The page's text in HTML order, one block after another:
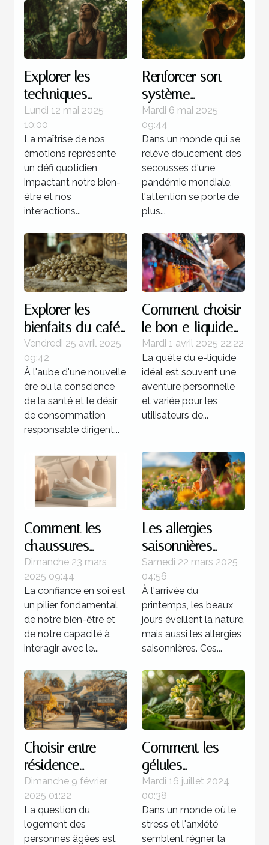
Explorer les
techniques
avancées de
régulation
émotionnelle
Lundi 12 mai 2025
10:00
La maîtrise de nos
émotions représente
un défi quotidien,
impactant notre bien-
être et nos
interactions...
Renforcer son
système
immunitaire
naturellement
dans un monde
post-pandémique
Mardi 6 mai 2025
09:44
Dans un monde qui se
relève doucement des
secousses d'une
pandémie mondiale,
l'attention se porte de
plus...
Explorer les
bienfaits du café
vert comme
alternative
matinale
Vendredi 25 avril 2025
09:42
À l'aube d'une nouvelle
ère où la conscience
de la santé et le désir
de consommation
responsable dirigent...
Comment choisir
le bon e-liquide
pour votre
cigarette
électronique
Mardi 1 avril 2025 22:22
La quête du e-liquide
idéal est souvent une
aventure personnelle
et variée pour les
utilisateurs de...
Comment les
chaussures
rehaussantes
améliorent-elles
la confiance en
soi ?
Dimanche 23 mars
2025 09:44
La confiance en soi est
un pilier fondamental
de notre bien-être et
de notre capacité à
interagir avec le...
Les allergies
saisonnières
comprendre et
agir pour un
printemps sans
éternuements
Samedi 22 mars 2025
04:56
À l'arrivée du
printemps, les beaux
jours éveillent la nature,
mais aussi les allergies
saisonnières. Ces...
Choisir entre
résidence
autonomie et
EHPAD : conseils
et critères
Dimanche 9 février
2025 01:22
La question du
logement des
personnes âgées est
Comment les
gélules
d'ashwagandha
favorisent
l'équilibre
émotionnel
Mardi 16 juillet 2024
00:38
Dans un monde où le
stress et l'anxiété
semblent régner, la